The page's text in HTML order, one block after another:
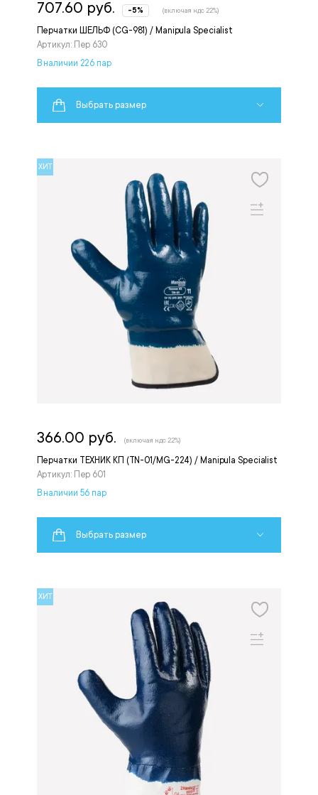
Перчатки ШЕЛЬФ (CG-981) / Manipula Specialist
Артикул: Пер 630
707.60 руб. -5% (включая ндс 22%)
В наличии 226 пар
Выбрать размер
ХИТ
Перчатки ТЕХНИК КП (TN-01/MG-224) / Manipula Specialist
Артикул: Пер 601
366.00 руб. (включая ндс 22%)
В наличии 56 пар
Выбрать размер
ХИТ